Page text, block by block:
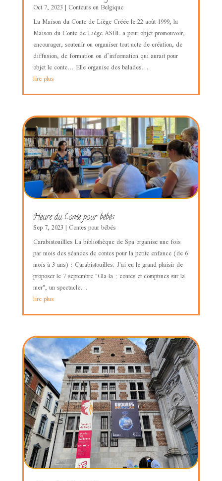
Oct 7, 2023| Conteurs en Belgique
La Maison du Conte de Liège Créée le 22 août 1999, la
Maison du Conte de Liège ASBL a pour objet promouvoir,
encourager, soutenir ou organiser tout acte de création, de
diffusion, de formation ou d’information qui aurait pour
objet le conte… Elle organise des balades...
lire plus
Heure du Conte pour bébés
Sep 7, 2023| Contes pour bébés
Carabistouillles La bibliothèque de Spa organise une fois
par mois des séances de contes pour la petite enfance (de 6
mois à 3 ans) : Carabistouilles. J'ai eu le grand plaisir de
proposer le 7 septembre "Ola-la : contes et comptines sur la
mer", un spectacle...
lire plus